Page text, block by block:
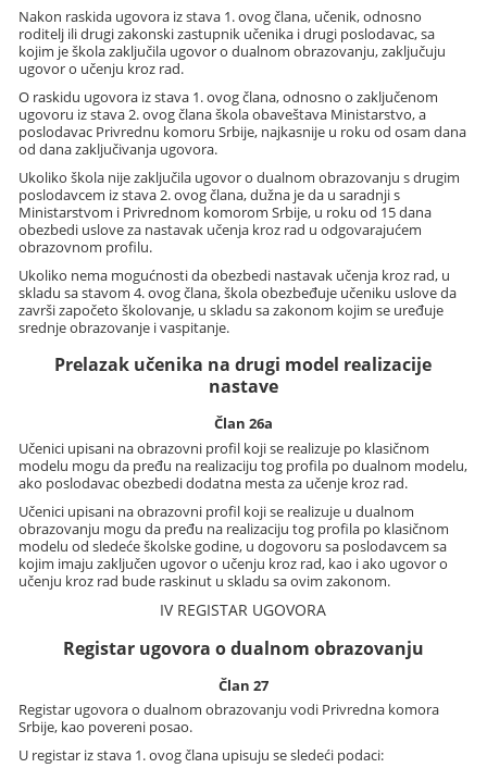
Nakon raskida ugovora iz stava 1. ovog člana, učenik, odnosno
roditelj ili drugi zakonski zastupnik učenika i drugi poslodavac, sa
kojim je škola zaključila ugovor o dualnom obrazovanju, zaključuju
ugovor o učenju kroz rad.
O raskidu ugovora iz stava 1. ovog člana, odnosno o zaključenom
ugovoru iz stava 2. ovog člana škola obaveštava Ministarstvo, a
poslodavac Privrednu komoru Srbije, najkasnije u roku od osam dana
od dana zaključivanja ugovora.
Ukoliko škola nije zaključila ugovor o dualnom obrazovanju s drugim
poslodavcem iz stava 2. ovog člana, dužna je da u saradnji s
Ministarstvom i Privrednom komorom Srbije, u roku od 15 dana
obezbedi uslove za nastavak učenja kroz rad u odgovarajućem
obrazovnom profilu.
Ukoliko nema mogućnosti da obezbedi nastavak učenja kroz rad, u
skladu sa stavom 4. ovog člana, škola obezbeđuje učeniku uslove da
završi započeto školovanje, u skladu sa zakonom kojim se uređuje
srednje obrazovanje i vaspitanje.
Prelazak učenika na drugi model realizacije
nastave
Član 26a
Učenici upisani na obrazovni profil koji se realizuje po klasičnom
modelu mogu da pređu na realizaciju tog profila po dualnom modelu,
ako poslodavac obezbedi dodatna mesta za učenje kroz rad.
Učenici upisani na obrazovni profil koji se realizuje u dualnom
obrazovanju mogu da pređu na realizaciju tog profila po klasičnom
modelu od sledeće školske godine, u dogovoru sa poslodavcem sa
kojim imaju zaključen ugovor o učenju kroz rad, kao i ako ugovor o
učenju kroz rad bude raskinut u skladu sa ovim zakonom.
IV REGISTAR UGOVORA
Registar ugovora o dualnom obrazovanju
Član 27
Registar ugovora o dualnom obrazovanju vodi Privredna komora
Srbije, kao povereni posao.
U registar iz stava 1. ovog člana upisuju se sledeći podaci: